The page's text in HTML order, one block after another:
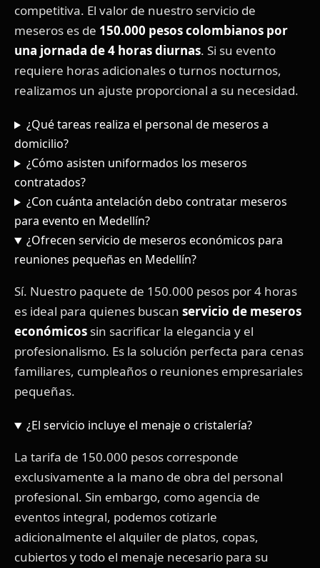
competitiva. El valor de nuestro servicio de
meseros es de 150.000 pesos colombianos por
una jornada de 4 horas diurnas. Si su evento
requiere horas adicionales o turnos nocturnos,
realizamos un ajuste proporcional a su necesidad.
¿Qué tareas realiza el personal de meseros a
domicilio?
¿Cómo asisten uniformados los meseros
contratados?
¿Con cuánta antelación debo contratar meseros
para evento en Medellín?
¿Ofrecen servicio de meseros económicos para
reuniones pequeñas en Medellín?
Sí. Nuestro paquete de 150.000 pesos por 4 horas
es ideal para quienes buscan servicio de meseros
económicos sin sacrificar la elegancia y el
profesionalismo. Es la solución perfecta para cenas
familiares, cumpleaños o reuniones empresariales
pequeñas.
¿El servicio incluye el menaje o cristalería?
La tarifa de 150.000 pesos corresponde
exclusivamente a la mano de obra del personal
profesional. Sin embargo, como agencia de
eventos integral, podemos cotizarle
adicionalmente el alquiler de platos, copas,
cubiertos y todo el menaje necesario para su